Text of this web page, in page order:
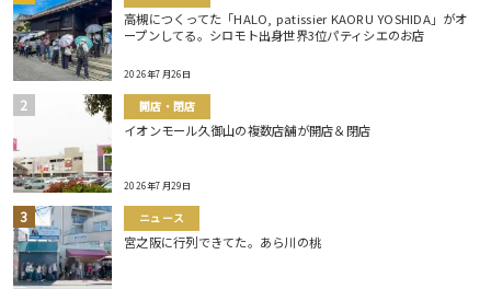
高槻につくってた「HALO, patissier KAORU YOSHIDA」がオ
ープンしてる。シロモト出身世界3位パティシエのお店
2026年7月26日
開店・閉店
イオンモール久御山の複数店舗が開店＆閉店
2026年7月29日
ニュース
宮之阪に行列できてた。あら川の桃